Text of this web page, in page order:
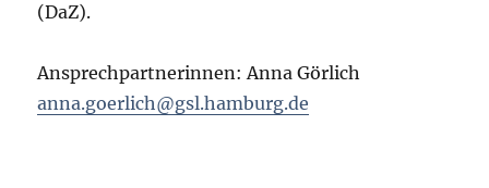
(DaZ).
Ansprechpartnerinnen: Anna Görlich
anna.goerlich@gsl.hamburg.de